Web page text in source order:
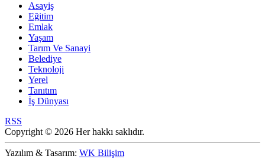
Asayiş
Eğitim
Emlak
Yaşam
Tarım Ve Sanayi
Belediye
Teknoloji
Yerel
Tanıtım
İş Dünyası
RSS
Copyright © 2026 Her hakkı saklıdır.
Yazılım & Tasarım: WK Bilişim